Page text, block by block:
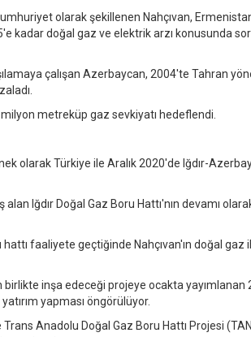
olarak şekillenen Nahçıvan,
kadar doğal gaz ve elektrik arzı konusunda
çalışan Azerbaycan, 2004'te Tahran
metreküp gaz sevkiyatı hedeflendi.
olarak Türkiye ile Aralık 2020'de Iğdır-
Iğdır Doğal Gaz Boru Hattı'nın devamı
faaliyete geçtiğinde Nahçıvan'ın doğal gaz
inşa edeceği projeye ocakta yayımlanan
yapması öngörülüyor.
Anadolu Doğal Gaz Boru Hattı Projesi